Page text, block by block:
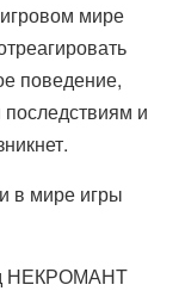
мире
поведение,
и
в мире игры
НЕКРОМАНТ